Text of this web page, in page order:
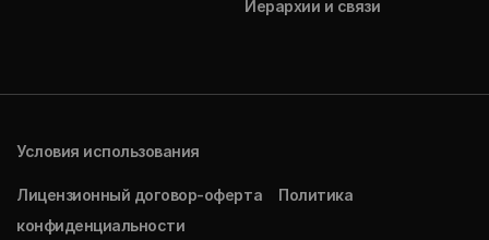
Иерархии и связи
Условия использования
Лицензионный договор-оферта
Политика
конфиденциальности